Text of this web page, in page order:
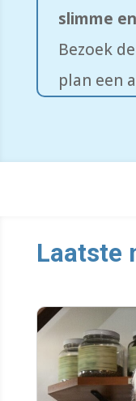
slimme
Bezoek de
plan een
Laatste